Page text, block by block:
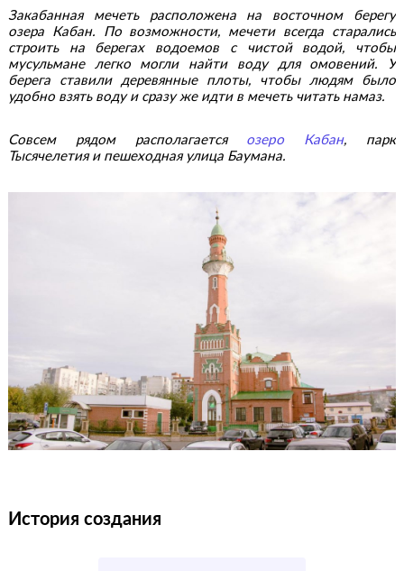
Закабанная мечеть расположена на восточном берегу
озера Кабан. По возможности, мечети всегда старались
строить на берегах водоемов с чистой водой, чтобы
мусульмане легко могли найти воду для омовений. У
берега ставили деревянные плоты, чтобы людям было
удобно взять воду и сразу же идти в мечеть читать намаз.
Совсем рядом располагается озеро Кабан, парк
Тысячелетия и пешеходная улица Баумана.
История создания